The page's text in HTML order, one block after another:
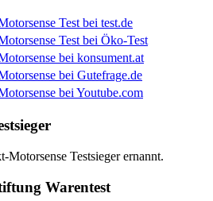
Test bei test.de
Test bei Öko-Test
bei konsument.at
bei Gutefrage.de
bei Youtube.com
Testsieger ernannt.
Warentest